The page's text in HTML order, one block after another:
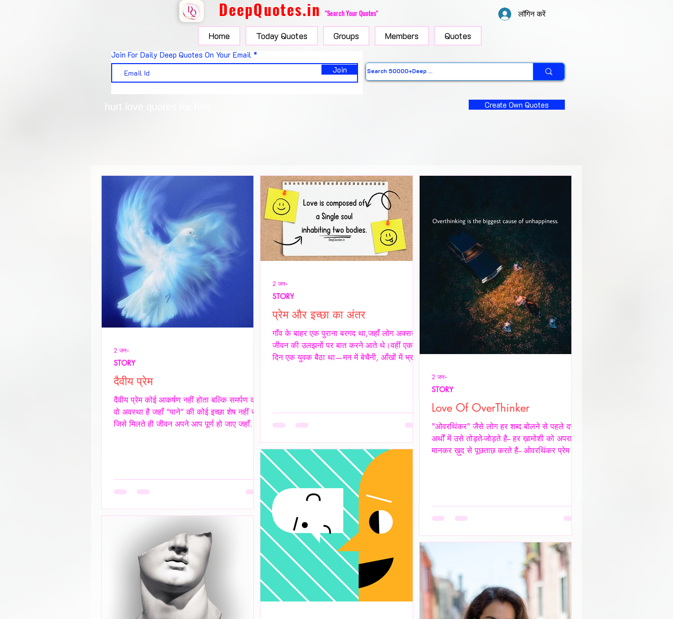
DeepQuotes.in "Search Your Quotes" लॉगिन करें
Home Today Quotes Groups Members Quotes
Join For Daily Deep Quotes On Your Email
Join
hurt love quotes for him Create Own Quotes
दैवीय प्रेम
दैवीय प्रेम कोई आकर्षण नहीं होता बल्कि समर्पण की
वो अवस्था है जहाँ “पाने” की कोई इच्छा शेष नहीं रहती
जिसे मिलते ही जीवन अपने आप पूर्ण हो जाए जहाँ
उपस्थिति बन जाती है!- ____ ये वो प्रेम है जहाँ आत्मा
आत्मा को पहचान लेती है बिना परिचय, बिना
स्पर्श,बिना ये पूछे कि “तुम मेरे क्या हो?” दै
STORY
2 जन॰
प्रेम और इच्छा का अंतर
गाँव के बाहर एक पुराना बरगद था,जहाँ लोग अक्सर
जीवन की उलझनों पर बात करने आते थे।वहीं एक
दिन एक युवक बैठा था—मन में बेचैनी, आँखों में भ्रम।
समझो।और यदि अस्वीकार करे,तो उसकी इच्छा का
सम्मान करवहीं से लौट जाओ—जहाँ से आए थे।” फिर
उन्होंने ठहरकर कहा—
STORY
2 जन॰
Love Of OverThinker
"ओवरथिंकर" जैसे लोग हर शब्द बोलने से पहले दर्ज़नों
अर्थों में उसे तोड़ते-जोड़ते है-- हर ख़ामोशी को अपराध
मानकर ख़ुद से पूछताछ करते है-- ओवरथिंकर प्रेम में
शांति अपने प्रश्न सब चुपचाप स्थगित कर देते है--
ओवरथिंकर पहले ख़ुद को समझाते हैं-- “
STORY
2 जन॰